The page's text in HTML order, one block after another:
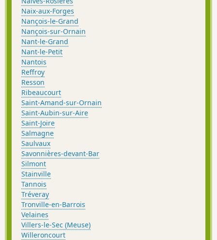
Naix-aux-Forges
Nançois-le-Grand
Nançois-sur-Ornain
Nant-le-Grand
Nant-le-Petit
Nantois
Reffroy
Resson
Ribeaucourt
Saint-Amand-sur-Ornain
Saint-Aubin-sur-Aire
Saint-Joire
Salmagne
Saulvaux
Savonnières-devant-Bar
Silmont
Stainville
Tannois
Tréveray
Tronville-en-Barrois
Velaines
Villers-le-Sec (Meuse)
Willeroncourt